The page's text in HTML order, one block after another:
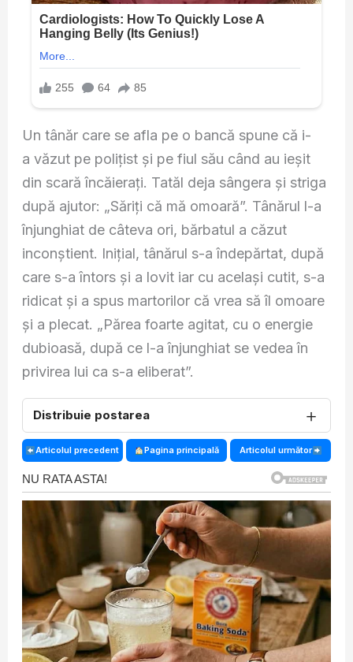
Un tânăr care se afla pe o bancă spune că i-
a văzut pe poliţist şi pe fiul său când au ieşit
din scară încăieraţi. Tatăl deja sângera şi striga
după ajutor: „Săriţi că mă omoară”. Tânărul l-a
înjunghiat de câteva ori, bărbatul a căzut
inconştient. Iniţial, tânărul s-a îndepărtat, după
care s-a întors şi a lovit iar cu acelaşi cutit, s-a
ridicat şi a spus martorilor că vrea să îl omoare
şi a plecat. „Părea foarte agitat, cu o energie
dubioasă, după ce l-a înjunghiat se vedea în
privirea lui ca s-a eliberat”.
Distribuie postarea ＋
Articolul precedent Pagina principală Articolul următor